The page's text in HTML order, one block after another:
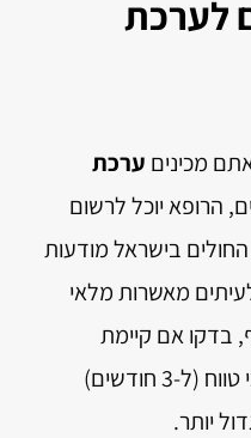
לערכת
מכינים ערכת
הרופא יוכל לרשום
בישראל מודעות
מאשרות מלאי
בדקו אם קיימת
אפשרות לקבל מרשמים ארוכי טווח (ל-3 חודשים)
יותר.